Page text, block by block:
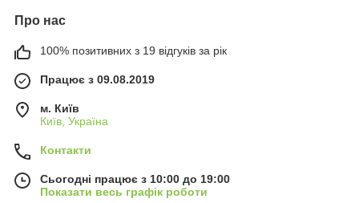
Про нас
100% позитивних з 19 відгуків за рік
Працює з 09.08.2019
м. Київ
Київ, Україна
Контакти
Сьогодні працює з 10:00 до 19:00
Показати весь графік роботи